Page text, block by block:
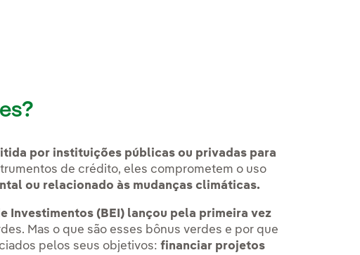
por instituições públicas ou privadas para
de crédito, eles comprometem o uso
ou relacionado às mudanças climáticas.
Investimentos (BEI) lançou pela primeira vez
Mas o que são esses bônus verdes e por que
pelos seus objetivos:financiar projetos